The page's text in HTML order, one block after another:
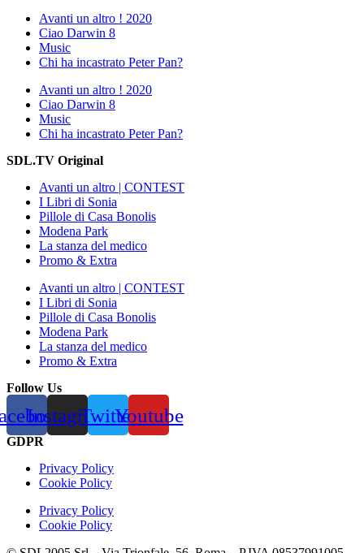
Avanti un altro ! 2020
Ciao Darwin 8
Music
Chi ha incastrato Peter Pan?
Avanti un altro ! 2020
Ciao Darwin 8
Music
Chi ha incastrato Peter Pan?
SDL.TV Original
Avanti un altro | CONTEST
I Libri di Sonia
Pillole di Casa Bonolis
Modena Park
La stanza del medico
Promo & Extra
Avanti un altro | CONTEST
I Libri di Sonia
Pillole di Casa Bonolis
Modena Park
La stanza del medico
Promo & Extra
Follow Us
InstagramTwitterYoutube
GDPR
Privacy Policy
Cookie Policy
Privacy Policy
Cookie Policy